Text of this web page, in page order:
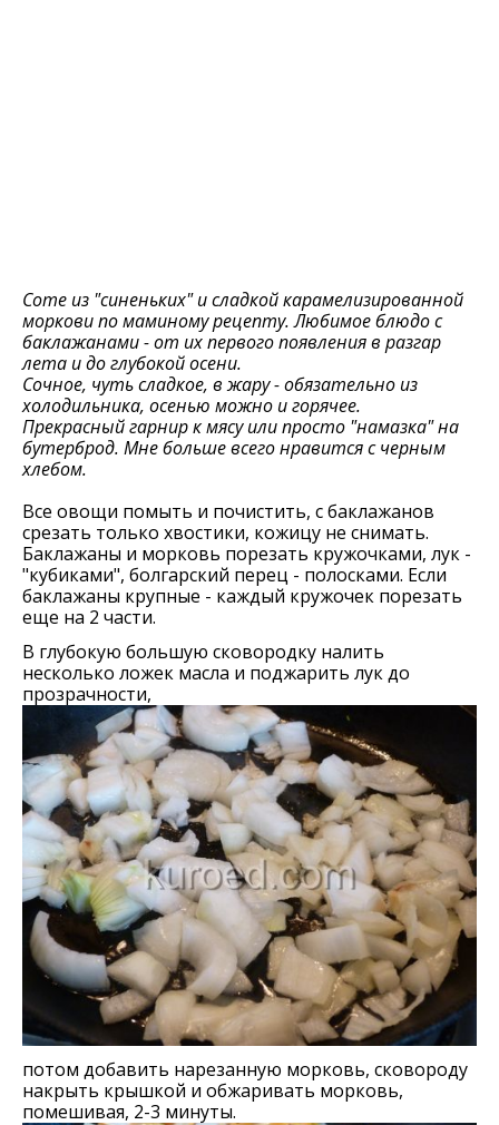
Соте из "синеньких" и сладкой карамелизированной
моркови по маминому рецепту. Любимое блюдо с
баклажанами - от их первого появления в разгар
лета и до глубокой осени.
Сочное, чуть сладкое, в жару - обязательно из
холодильника, осенью можно и горячее.
Прекрасный гарнир к мясу или просто "намазка" на
бутерброд. Мне больше всего нравится с черным
хлебом.
Все овощи помыть и почистить, с баклажанов
срезать только хвостики, кожицу не снимать.
Баклажаны и морковь порезать кружочками, лук -
"кубиками", болгарский перец - полосками. Если
баклажаны крупные - каждый кружочек порезать
еще на 2 части.
В глубокую большую сковородку налить
несколько ложек масла и поджарить лук до
прозрачности,
потом добавить нарезанную морковь, сковороду
накрыть крышкой и обжаривать морковь,
помешивая, 2-3 минуты.